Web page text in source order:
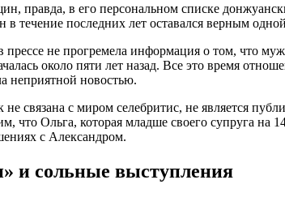
правда, в его персональном списке
в течение последних лет оставался верным
не прогремела информация о том, что
около пяти лет назад. Все это время
неприятной новостью.
связана с миром селебритис, не является
что Ольга, которая младше своего супруга на
с Александром.
и сольные выступления